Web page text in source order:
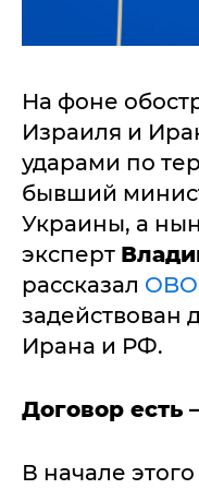
На фоне
Израиля и
ударами по
бывший
Украины, а
эксперт
рассказал
задействован
Ирана и РФ.
Договор есть
В начале